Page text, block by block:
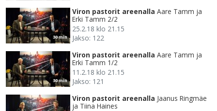
30 min
Viron pastorit areenalla Aare Tamm ja
Erki Tamm 2/2
25.2.18 klo 21.15
Jakso: 122
30 min
Viron pastorit areenalla Aare Tamm ja
Erki Tamm 1/2
11.2.18 klo 21.15
Jakso: 121
Viron pastorit areenalla Jaanus Ringmäe
ja Tiina Haines